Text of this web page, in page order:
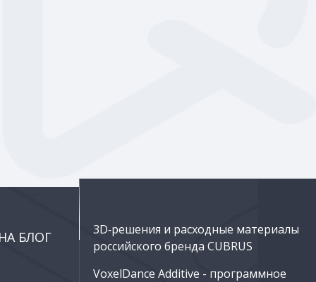
БЛОГ
3D‑решения и расходные материалы
российского бренда CUBRUS
VoxelDance Additive - программное